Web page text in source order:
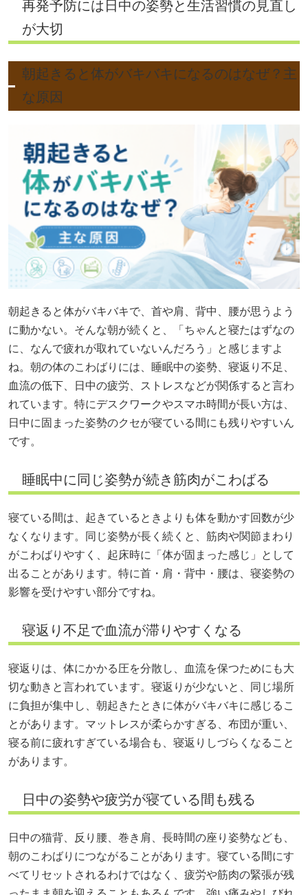
再発予防には日中の姿勢と生活習慣の見直し
が大切
朝起きると体がバキバキになるのはなぜ？主
な原因
朝起きると体がバキバキで、首や肩、背中、腰が思うよう
に動かない。そんな朝が続くと、「ちゃんと寝たはずなの
に、なんで疲れが取れていないんだろう」と感じますよ
ね。朝の体のこわばりには、睡眠中の姿勢、寝返り不足、
血流の低下、日中の疲労、ストレスなどが関係すると言わ
れています。特にデスクワークやスマホ時間が長い方は、
日中に固まった姿勢のクセが寝ている間にも残りやすいん
です。
睡眠中に同じ姿勢が続き筋肉がこわばる
寝ている間は、起きているときよりも体を動かす回数が少
なくなります。同じ姿勢が長く続くと、筋肉や関節まわり
がこわばりやすく、起床時に「体が固まった感じ」として
出ることがあります。特に首・肩・背中・腰は、寝姿勢の
影響を受けやすい部分ですね。
寝返り不足で血流が滞りやすくなる
寝返りは、体にかかる圧を分散し、血流を保つためにも大
切な動きと言われています。寝返りが少ないと、同じ場所
に負担が集中し、朝起きたときに体がバキバキに感じるこ
とがあります。マットレスが柔らかすぎる、布団が重い、
寝る前に疲れすぎている場合も、寝返りしづらくなること
があります。
日中の姿勢や疲労が寝ている間も残る
日中の猫背、反り腰、巻き肩、長時間の座り姿勢なども、
朝のこわばりにつながることがあります。寝ている間にす
べてリセットされるわけではなく、疲労や筋肉の緊張が残